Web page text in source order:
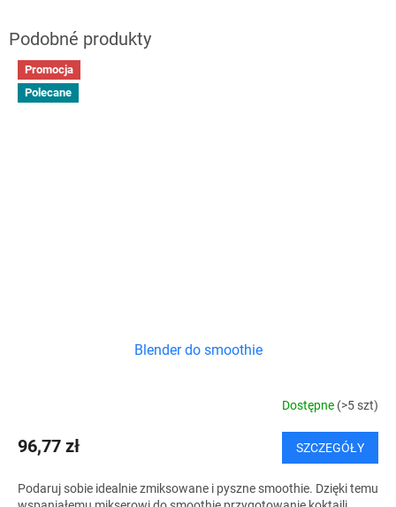
Promocja
Polecane
Blender do smoothie
Dostępne (>5 szt)
96,77 zł SZCZEGÓŁY
Podaruj sobie idealnie zmiksowane i pyszne smoothie. Dzięki temu